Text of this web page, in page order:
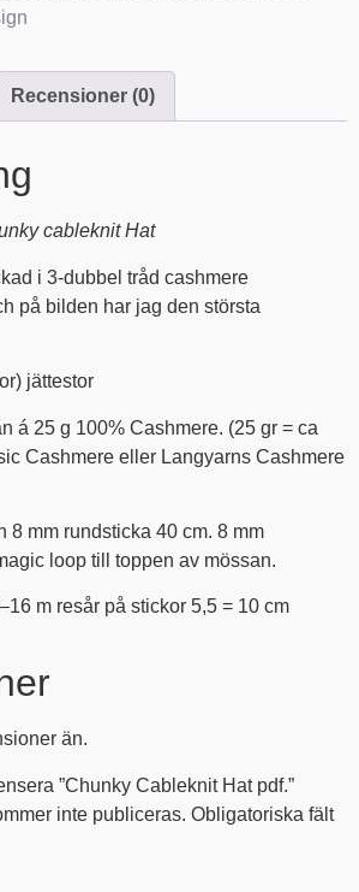
Recensioner (0)
cableknit Hat
i 3-dubbel tråd cashmere
på bilden har jag den största
jättestor
á 25 g 100% Cashmere. (25 gr = ca
Cashmere eller Langyarns Cashmere
8 mm rundsticka 40 cm. 8 mm
loop till toppen av mössan.
m resår på stickor 5,5 = 10 cm
än.
”Chunky Cableknit Hat pdf.”
inte publiceras. Obligatoriska fält